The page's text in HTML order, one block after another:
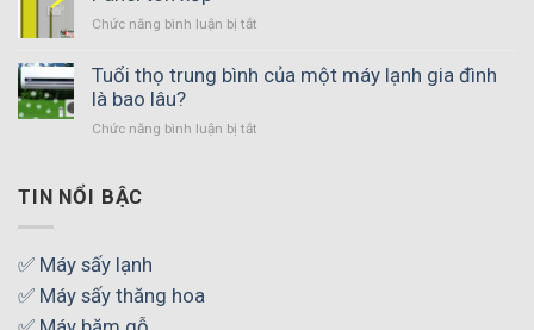
Chức năng bình luận bị tắt
Tuổi thọ trung bình của một máy lạnh gia đình
là bao lâu?
Chức năng bình luận bị tắt
TIN NỔI BẬC
✅ Máy sấy lạnh
✅ Máy sấy thăng hoa